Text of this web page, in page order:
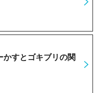
すとゴキブリの関